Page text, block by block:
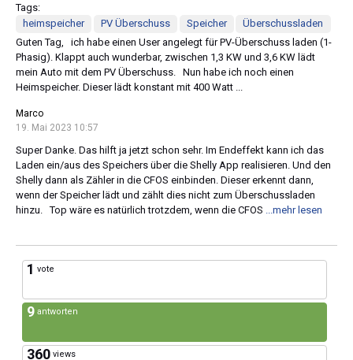
Tags:
heimspeicher
PV Überschuss Speicher
Überschussladen
Guten Tag, ich habe einen User angelegt für PV-Überschuss laden (1-
Phasig). Klappt auch wunderbar, zwischen 1,3 KW und 3,6 KW lädt
mein Auto mit dem PV Überschuss. Nun habe ich noch einen
Heimspeicher. Dieser lädt konstant mit 400 Watt ...
Marco
19. Mai 2023 10:57
Super Danke. Das hilft ja jetzt schon sehr. Im Endeffekt kann ich das
Laden ein/aus des Speichers über die Shelly App realisieren. Und den
Shelly dann als Zähler in die CFOS einbinden. Dieser erkennt dann,
wenn der Speicher lädt und zählt dies nicht zum Überschussladen
hinzu. Top wäre es natürlich trotzdem, wenn die CFOS ...mehr lesen
1 vote
9 antworten
360 views